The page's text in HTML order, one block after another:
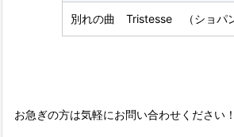
別れの曲 Tristesse （ショパン
お急ぎの方は気軽にお問い合わせください！